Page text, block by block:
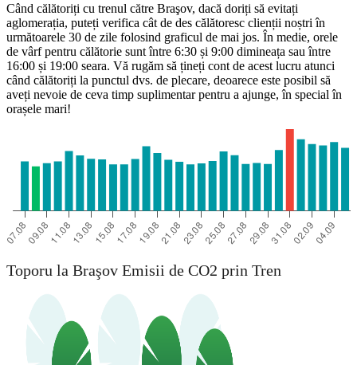
Când călătoriți cu trenul către Braşov, dacă doriți să evitați
aglomerația, puteți verifica cât de des călătoresc clienții noștri în
următoarele 30 de zile folosind graficul de mai jos. În medie, orele
de vârf pentru călătorie sunt între 6:30 și 9:00 dimineața sau între
16:00 și 19:00 seara. Vă rugăm să țineți cont de acest lucru atunci
când călătoriți la punctul dvs. de plecare, deoarece este posibil să
aveți nevoie de ceva timp suplimentar pentru a ajunge, în special în
orașele mari!
Toporu la Braşov Emisii de CO2 prin Tren